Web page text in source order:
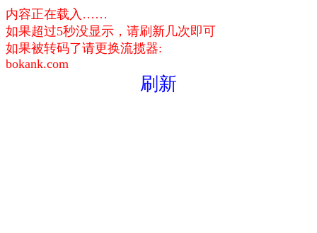
内容正在载入……
如果超过5秒没显示，请刷新几次即可
如果被转码了请更换流揽器:
bokank.com
刷新